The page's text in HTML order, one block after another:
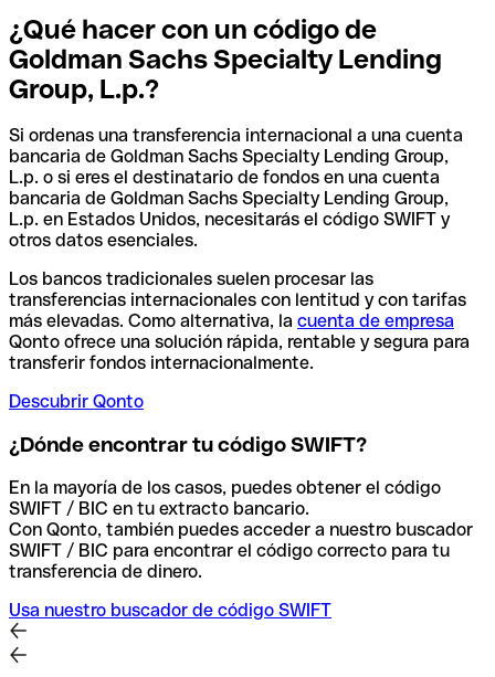
¿Qué hacer con un código de
Goldman Sachs Specialty Lending
Group, L.p.?
Si ordenas una transferencia internacional a una cuenta
bancaria de Goldman Sachs Specialty Lending Group,
L.p. o si eres el destinatario de fondos en una cuenta
bancaria de Goldman Sachs Specialty Lending Group,
L.p. en Estados Unidos, necesitarás el código SWIFT y
otros datos esenciales.
Los bancos tradicionales suelen procesar las
transferencias internacionales con lentitud y con tarifas
más elevadas. Como alternativa, la cuenta de empresa
Qonto ofrece una solución rápida, rentable y segura para
transferir fondos internacionalmente.
Descubrir Qonto
¿Dónde encontrar tu código SWIFT?
En la mayoría de los casos, puedes obtener el código
SWIFT / BIC en tu extracto bancario.
Con Qonto, también puedes acceder a nuestro buscador
SWIFT / BIC para encontrar el código correcto para tu
transferencia de dinero.
Usa nuestro buscador de código SWIFT